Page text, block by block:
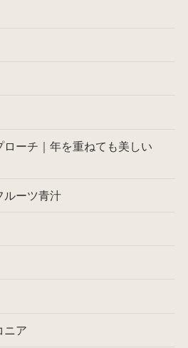
ローチ｜年を重ねても美しい
ルーツ青汁
ニア